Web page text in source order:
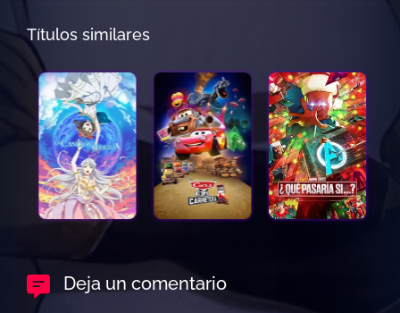
Títulos similares
Deja un comentario